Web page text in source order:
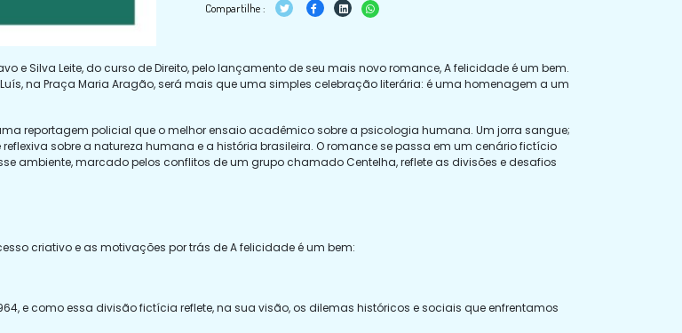
Compartilhe :
e Silva Leite, do curso de Direito, pelo lançamento de seu mais novo romance, A felicidade é um bem.
na Praça Maria Aragão, será mais que uma simples celebração literária: é uma homenagem a um
reportagem policial que o melhor ensaio acadêmico sobre a psicologia humana. Um jorra sangue;
sobre a natureza humana e a história brasileira. O romance se passa em um cenário fictício
ambiente, marcado pelos conflitos de um grupo chamado Centelha, reflete as divisões e desafios
criativo e as motivações por trás de A felicidade é um bem:
e como essa divisão fictícia reflete, na sua visão, os dilemas históricos e sociais que enfrentamos